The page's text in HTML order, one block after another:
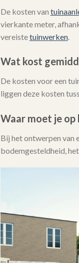
De kosten van
vierkante meter,
vereistetuinwerken.
Wat kost
De kosten voor een
liggen deze kosten
Waar moet je
Bij het ontwerpen van
bodemgesteldheid,